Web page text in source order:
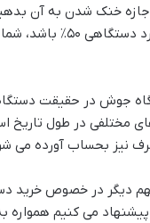
خنک شدن به آن
جوش در حقیقت
مختلفی در طول تاریخ
نیز بحساب آورده می
دیگر در خصوص خرید
می کنیم